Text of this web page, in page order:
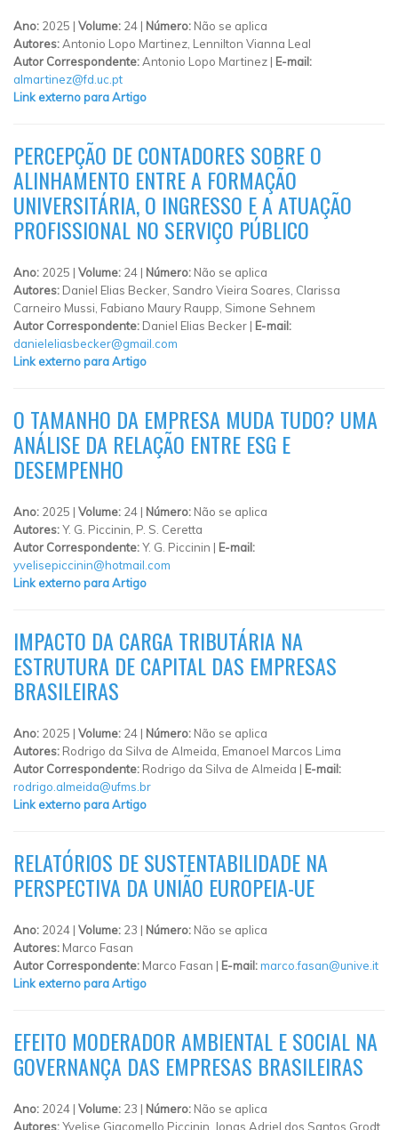
Ano: 2025 | Volume: 24 | Número: Não se aplica
Autores:Antonio Lopo Martinez, Lennilton Vianna Leal
Autor Correspondente:Antonio Lopo Martinez | E-mail:
almartinez@fd.uc.pt
Link externo para Artigo
PERCEPÇÃO DE CONTADORES SOBRE O
ALINHAMENTO ENTRE A FORMAÇÃO
UNIVERSITÁRIA, O INGRESSO E A ATUAÇÃO
PROFISSIONAL NO SERVIÇO PÚBLICO
Ano: 2025 | Volume: 24 | Número: Não se aplica
Autores: Daniel Elias Becker, Sandro Vieira Soares, Clarissa
Carneiro Mussi, Fabiano Maury Raupp, Simone Sehnem
Autor Correspondente: Daniel Elias Becker | E-mail:
danieleliasbecker@gmail.com
Link externo para Artigo
O TAMANHO DA EMPRESA MUDA TUDO? UMA
ANÁLISE DA RELAÇÃO ENTRE ESG E
DESEMPENHO
Ano: 2025 | Volume: 24 | Número: Não se aplica
Autores:Y. G. Piccinin, P. S. Ceretta
Autor Correspondente:Y. G. Piccinin | E-mail:
yvelisepiccinin@hotmail.com
Link externo para Artigo
IMPACTO DA CARGA TRIBUTÁRIA NA
ESTRUTURA DE CAPITAL DAS EMPRESAS
BRASILEIRAS
Ano: 2025 | Volume: 24 | Número: Não se aplica
Autores: Rodrigo da Silva de Almeida, Emanoel Marcos Lima
Autor Correspondente: Rodrigo da Silva de Almeida | E-mail:
rodrigo.almeida@ufms.br
Link externo para Artigo
RELATÓRIOS DE SUSTENTABILIDADE NA
PERSPECTIVA DA UNIÃO EUROPEIA-UE
Ano: 2024 | Volume: 23 | Número: Não se aplica
Autores: Marco Fasan
Autor Correspondente: Marco Fasan | E-mail:marco.fasan@unive.it
Link externo para Artigo
EFEITO MODERADOR AMBIENTAL E SOCIAL NA
GOVERNANÇA DAS EMPRESAS BRASILEIRAS
Ano: 2024 | Volume: 23 | Número: Não se aplica
Autores:Yvelise Giacomello Piccinin, Jonas Adriel dos Santos Grodt,